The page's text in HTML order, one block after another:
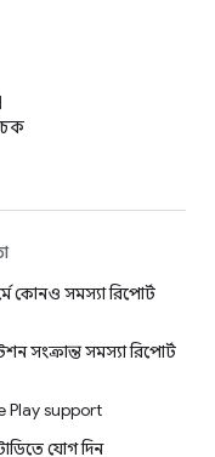
কোনও সমস্যা রিপোর্ট
সংক্রান্ত সমস্যা রিপোর্ট
Play support
যোগ দিন